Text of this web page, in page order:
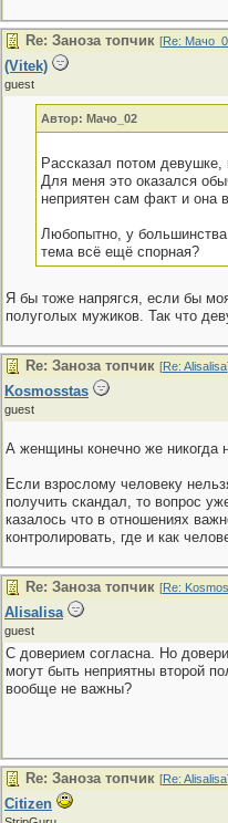
Re: Заноза топчик [Re:
(Vitek)
guest
Автор: Мачо_02
Рассказал потом
Для меня это оказался
неприятен сам факт и она
Любопытно, у
тема всё ещё спорная?
Я бы тоже напрягся, если бы
полуголых мужиков. Так что
Re: Заноза топчик [Re: Alisalisa
Kosmosstas
guest
А женщины конечно же никогда
Если взрослому человеку
получить скандал, то вопрос
казалось что в отношениях
контролировать, где и как
Re: Заноза топчик [Re:
Alisalisa
guest
С доверием согласна. Но
могут быть неприятны второй
вообще не важны?
Re: Заноза топчик [Re: Alisalisa
Citizen